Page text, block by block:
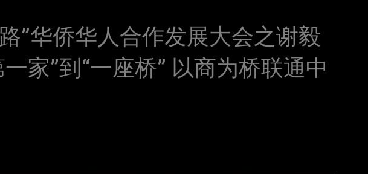
”华侨华人合作发展大会之谢毅
家”到“一座桥” 以商为桥联通中